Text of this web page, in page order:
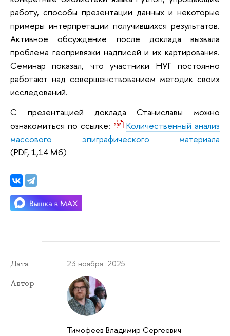
работу, способы презентации данных и некоторые
примеры интерпретации получившихся результатов.
Активное обсуждение после доклада вызвала
проблема геопривязки надписей и их картирования.
Семинар показал, что участники НУГ постоянно
работают над совершенствованием методик своих
исследований.
С презентацией доклада Станиславы можно
ознакомиться по ссылке:
Количественный анализ
массового эпиграфического материала
(PDF, 1,14 Мб)
Дата 23 ноября 2025
Автор
Тимофеев Владимир Сергеевич